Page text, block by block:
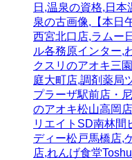
日,温泉の資格,日
泉の古画像,【本日
西宮北口店,ラムー
ル各務原インター,
クスリのアオキ三
庭大町店,調剤薬局
プラーザ駅前店・
のアオキ松山高岡
リエイトSD南林間
ディー松戸馬橋店,
店,れんげ食堂